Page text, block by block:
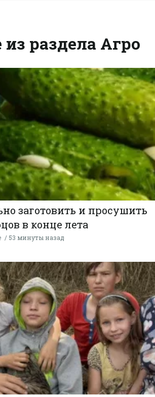
раздела Агро
заготовить и просушить
в конце лета
53 минуты назад